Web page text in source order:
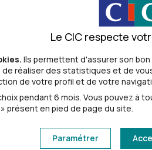
à la valeur des actions
cession, qui représente la
28/09/2012 sur
sur le revenu dans la
d’une
Le CIC respecte
Ils permettent d'assurer son
réaliser des statistiques et de
de votre profil et de votre
pendant 6 mois. Vous pouvez à
présent en pied de page du site.
Paramétrer